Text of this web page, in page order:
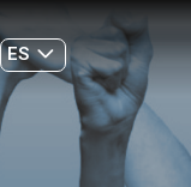
ES
GL